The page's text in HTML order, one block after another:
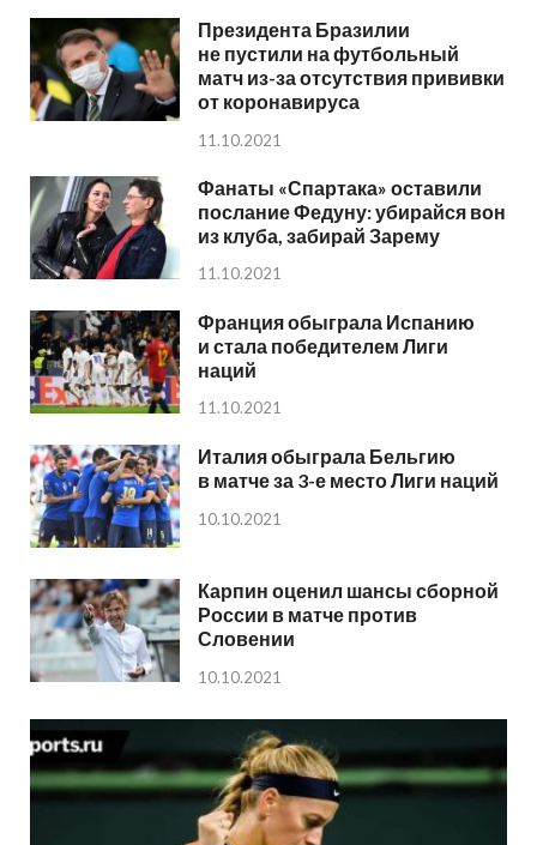
Президента Бразилии
не пустили на футбольный
матч из-за отсутствия прививки
от коронавируса
11.10.2021
Фанаты «Спартака» оставили
послание Федуну: убирайся вон
из клуба, забирай Зарему
11.10.2021
Франция обыграла Испанию
и стала победителем Лиги
наций
11.10.2021
Италия обыграла Бельгию
в матче за 3-е место Лиги наций
10.10.2021
Карпин оценил шансы сборной
России в матче против
Словении
10.10.2021